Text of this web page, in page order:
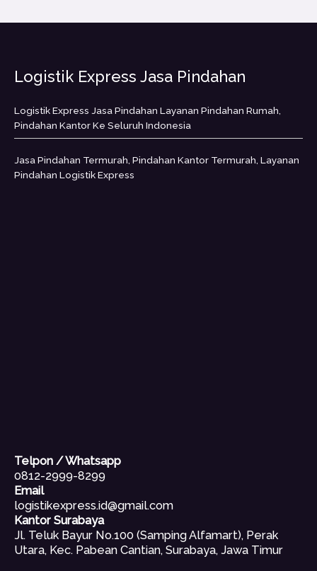
Logistik Express Jasa Pindahan
Logistik Express Jasa Pindahan Layanan Pindahan Rumah,
Pindahan Kantor Ke Seluruh Indonesia
Jasa Pindahan Termurah, Pindahan Kantor Termurah, Layanan
Pindahan Logistik Express
Telpon / Whatsapp
0812-2999-8299
Email
logistikexpress.id@gmail.com
Kantor Surabaya
Jl. Teluk Bayur No.100 (Samping Alfamart), Perak
Utara, Kec. Pabean Cantian, Surabaya, Jawa Timur